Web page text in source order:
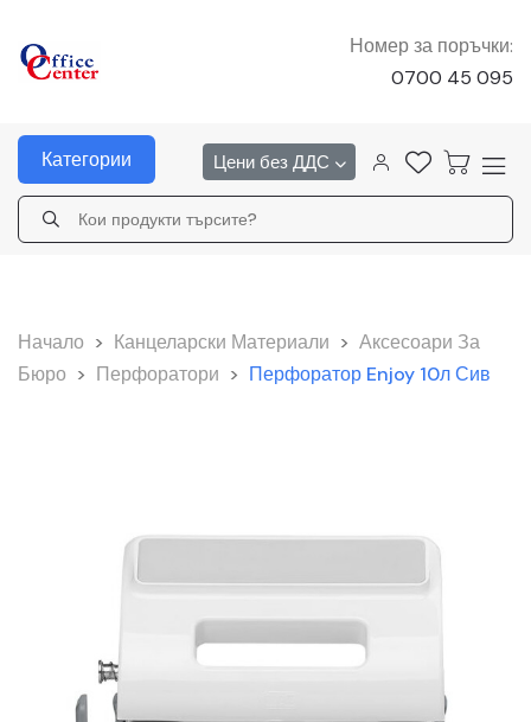
Номер за поръчки:
0700 45 095
Категории Цени без ДДС
Начало > Канцеларски Материали > Аксесоари За
Бюро > Перфоратори > Перфоратор Enjoy 10л Сив